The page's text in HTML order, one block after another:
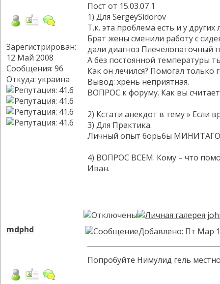
Зарегистрирован:
12 Май 2008
Сообщения: 96
Откуда: украина
Пост от 15.03.07 1
1) Для SergeySidorov
Т.к. эта проблема есть и у
Брат жены сменили работу с
дали диагноз Плечелопаточный
А без постоянной температуры
Как он лечился? Помогал
Вывод: хрень неприятная.
ВОПРОС к форуму. Как вы
2) Кстати анекдот в тему » Если
3) Для Практика.
Личный опыт борьбы МИНИТАГОМ
4) ВОПРОС ВСЕМ. Кому – что
Иван.
mdphd Добавлено: Пт Мар
Попробуйте Нимулид гель